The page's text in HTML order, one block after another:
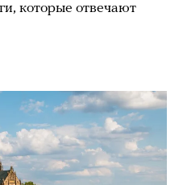
которые отвечают